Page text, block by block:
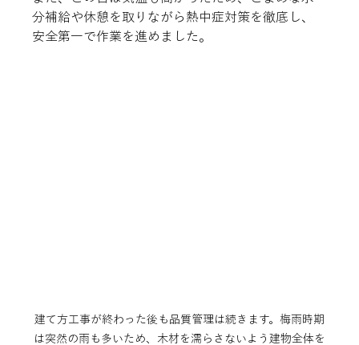
分補給や休憩を取りながら熱中症対策を徹底し、
安全第一で作業を進めました。
建て方工事が終わった後も品質管理は続きます。梅雨時期
は突然の雨も多いため、木材を濡らさないよう建物全体を